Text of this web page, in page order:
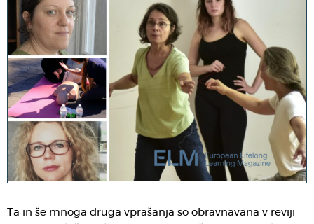
Ta in še mnoga druga vprašanja so obravnavana v reviji